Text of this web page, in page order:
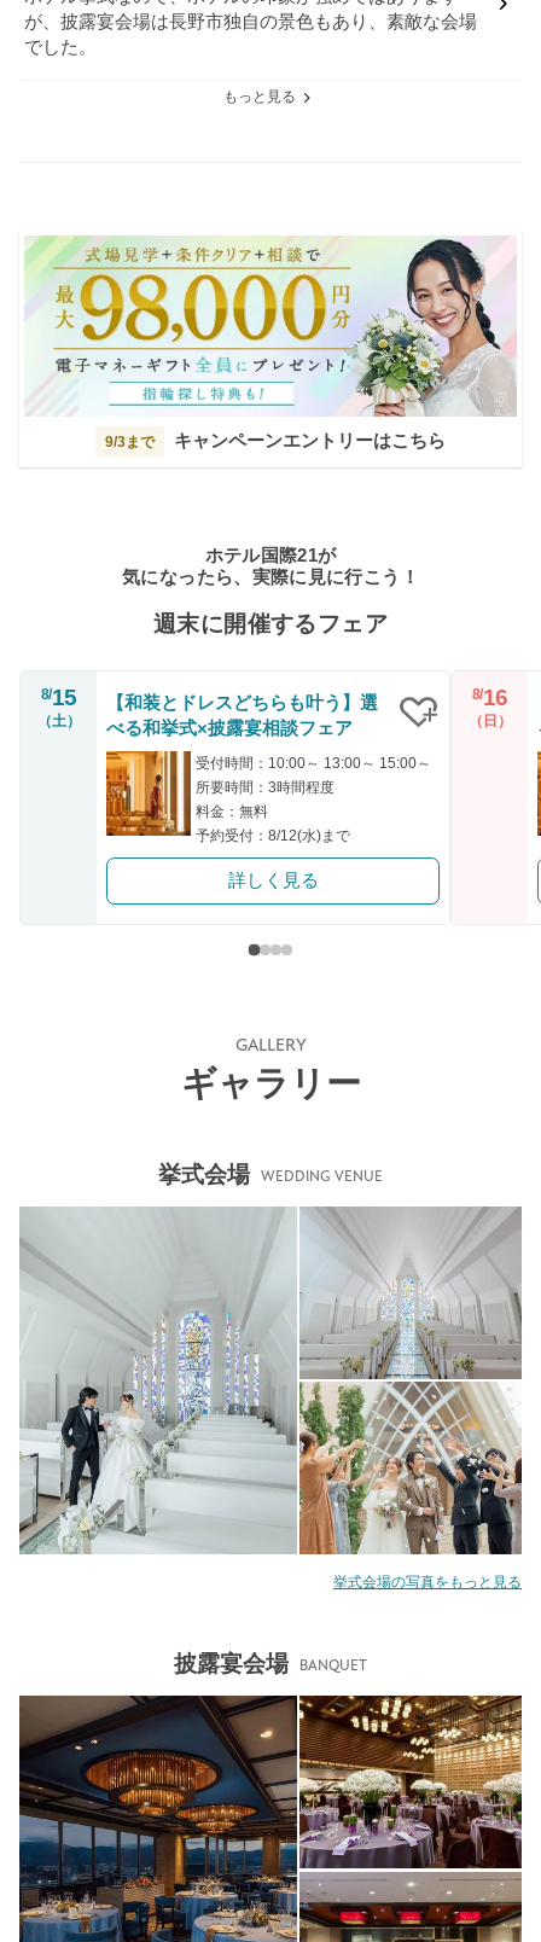
が、披露宴会場は長野市独自の景色もあり、素敵な会場
でした。
もっと見る
9/3まで キャンペーンエントリーはこちら
ホテル国際21が
気になったら、実際に見に行こう！
週末に開催するフェア
8/15
（土）
【和装とドレスどちらも叶う】選
べる和挙式×披露宴相談フェア
受付時間：10:00～ 13:00～ 15:00～
所要時間：3時間程度
料金：無料
予約受付：8/12(水)まで
詳しく見る
8/16
（日）
GALLERY
ギャラリー
挙式会場 WEDDING VENUE
挙式会場の写真をもっと見る
披露宴会場 BANQUET